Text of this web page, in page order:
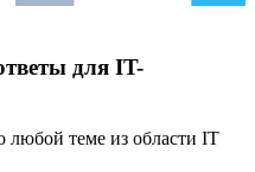
для IT-
любой теме из области IT